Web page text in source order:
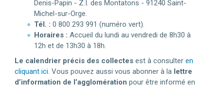
Denis-Papin - Z.I. des Montatons - 91240 Saint-
Michel-sur-Orge.
Tél. : 0 800 293 991 (numéro vert).
Horaires : Accueil du lundi au vendredi de 8h30 à
12h et de 13h30 à 18h.
Le calendrier précis des collectes est à consulter en
cliquant ici. Vous pouvez aussi vous abonner à la lettre
d’information de l’agglomération pour être informé en